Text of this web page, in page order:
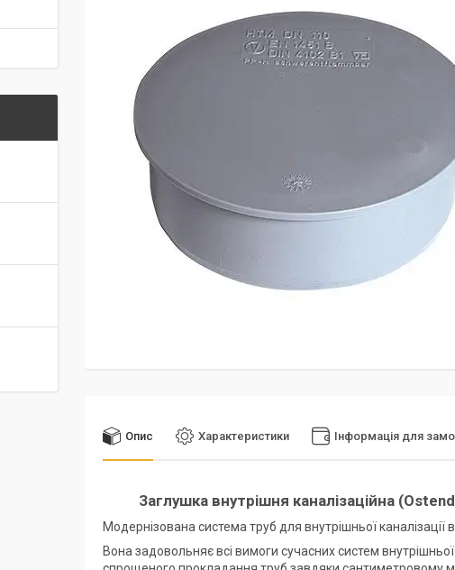
Опис Характеристики Інформація для
Заглушка внутрішня каналізаційна
Модернізована система труб для внутрішньої каналізації
Вона задовольняє всі вимоги сучасних систем